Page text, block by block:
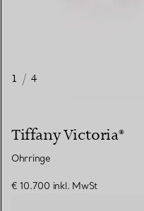
1 / 4
Tiffany Victoria®
Ohrringe
€ 10.700 inkl. MwSt